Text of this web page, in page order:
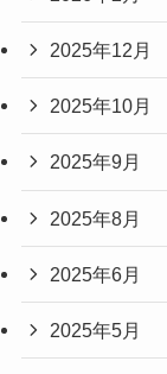
2025年12月
2025年10月
2025年9月
2025年8月
2025年6月
2025年5月